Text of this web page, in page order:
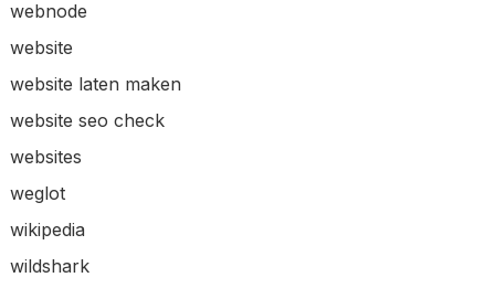
webnode
website
website laten maken
website seo check
websites
weglot
wikipedia
wildshark